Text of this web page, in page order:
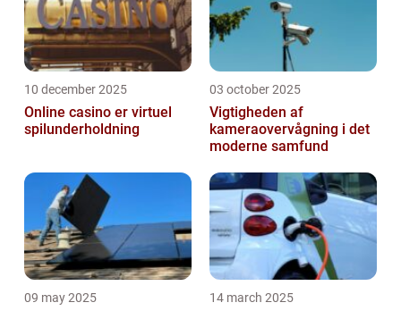
10 december 2025
Online casino er virtuel
spilunderholdning
03 october 2025
Vigtigheden af
kameraovervågning i det
moderne samfund
09 may 2025 14 march 2025